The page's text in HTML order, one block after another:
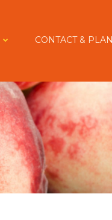
CONTACT & PLAN